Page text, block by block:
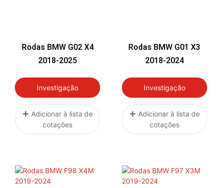
Rodas BMW G02 X4
2018-2025
Investigação
Adicionar à lista de
cotações
Rodas BMW G01 X3
2018-2024
Investigação
Adicionar à lista de
cotações